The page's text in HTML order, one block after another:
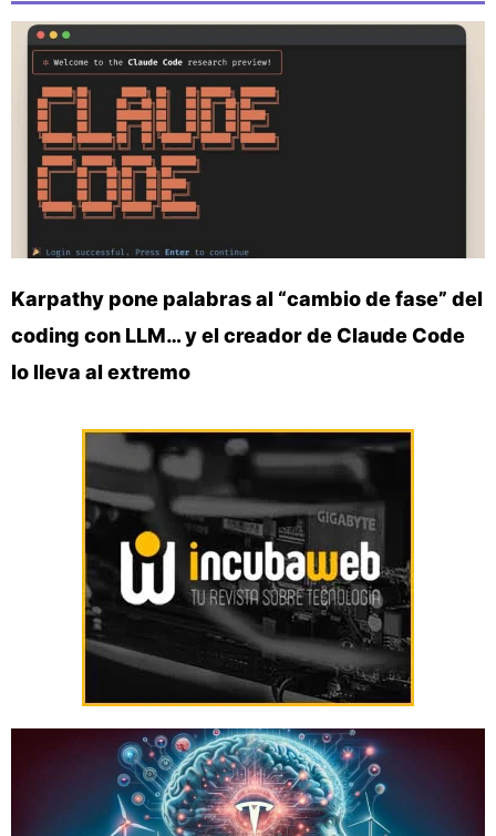
Karpathy pone palabras al “cambio de fase” del
coding con LLM… y el creador de Claude Code
lo lleva al extremo